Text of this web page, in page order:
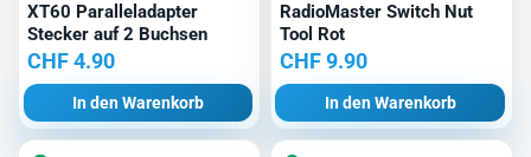
XT60 Paralleladapter
Stecker auf 2 Buchsen
CHF4.90
In den Warenkorb
RadioMaster Switch Nut
Tool Rot
CHF9.90
In den Warenkorb